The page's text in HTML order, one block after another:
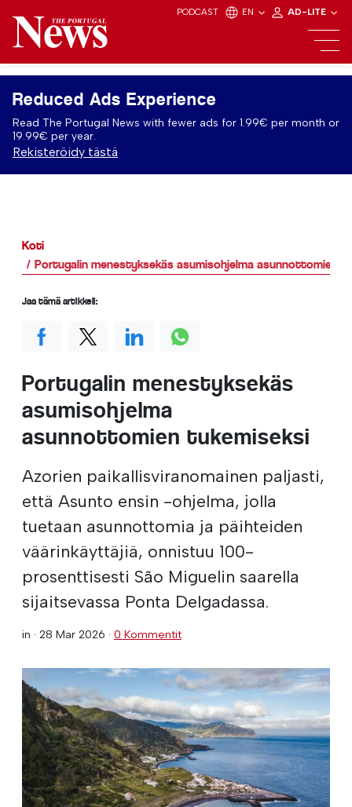
PODCAST EN AD-LITE
Reduced Ads Experience
Read The Portugal News with fewer ads for 1.99€ per month or
19.99€ per year.
Rekisteröidy tästä
Koti
Portugalin menestyksekäs asumisohjelma asunnottomien
Portugalin menestyksekäs
asumisohjelma
asunnottomien tukemiseksi
Azorien paikallisviranomainen paljasti,
että Asunto ensin -ohjelma, jolla
tuetaan asunnottomia ja päihteiden
väärinkäyttäjiä, onnistuu 100-
prosenttisesti São Miguelin saarella
sijaitsevassa Ponta Delgadassa.
in · 28 Mar 2026 · 0 Kommentit
Jaa tämä artikkeli: